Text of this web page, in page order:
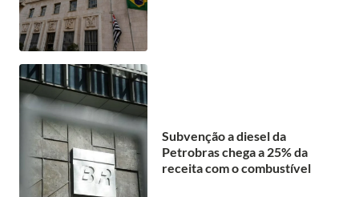
Subvenção a diesel da
Petrobras chega a 25% da
receita com o combustível